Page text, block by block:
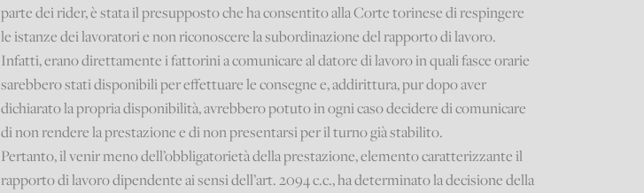
parte dei rider, è stata il presupposto che ha consentito alla Corte torinese di respingere
le istanze dei lavoratori e non riconoscere la subordinazione del rapporto di lavoro.
Infatti, erano direttamente i fattorini a comunicare al datore di lavoro in quali fasce orarie
sarebbero stati disponibili per effettuare le consegne e, addirittura, pur dopo aver
dichiarato la propria disponibilità, avrebbero potuto in ogni caso decidere di comunicare
di non rendere la prestazione e di non presentarsi per il turno già stabilito.
Pertanto, il venir meno dell’obbligatorietà della prestazione, elemento caratterizzante il
rapporto di lavoro dipendente ai sensi dell’art. 2094 c.c., ha determinato la decisione della